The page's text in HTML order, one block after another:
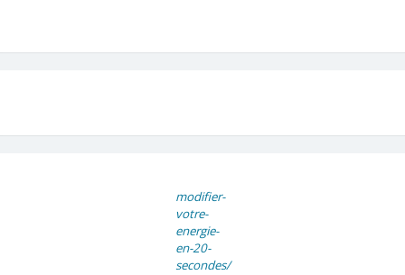
modifier-
votre-
energie-
en-20-
secondes/